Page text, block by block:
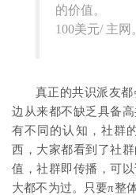
的价值。
100美元/ 主网
真正的共识派友
边从来都不缺乏具备
有不同的认知，社群
西，大家都看到了社
值，社群即传播，可
大都不为过。只要π整